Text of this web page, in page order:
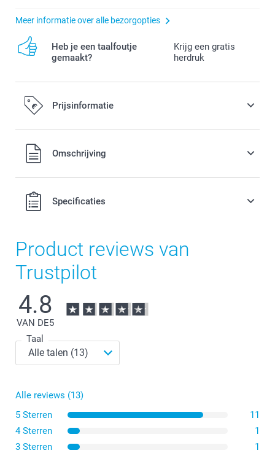
Meer informatie over alle bezorgopties
Heb je een taalfoutje
gemaakt?
Krijg een gratis
herdruk
Prijsinformatie
Alle prijzen zijn in EURO (€) inclusief BTW en exclusief
verzendkosten.Omschrijving
Specificaties
Product reviews van
Trustpilot
4.8
VAN DE5
Taal
Alle reviews (13)
5 Sterren
11
4 Sterren
1
3 Sterren
1